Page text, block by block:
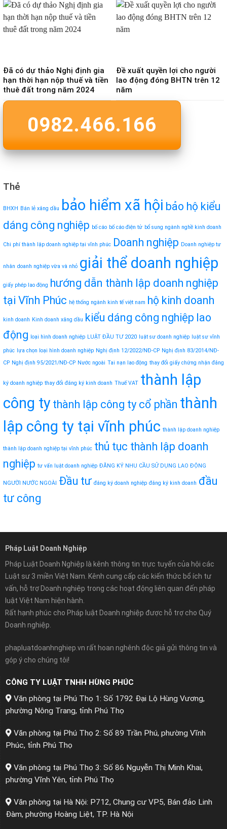
Đã có dự thảo Nghị định gia
hạn thời hạn nộp thuế và tiền
thuê đất trong năm 2024
Đề xuất quyền lợi cho người
lao động đóng BHTN trên 12
năm
0982.466.166
Thẻ
BHXH Bán lẻ xăng dầu bảo hiểm xã hội bảo hộ kiểu
dáng công nghiệp bố cáo bố cáo điện tử bổ sung ngành nghề kinh doanh
Chi phí thành lập doanh nghiệp tại vĩnh phúc Doanh nghiệp Doanh nghiệp tư
nhân doanh nghiệp vừa và nhỏ giải thể doanh nghiệp
giấy phép lao động
hướng dẫn thành lập doanh nghiệp
tại Vĩnh Phúc hệ thống ngành kinh tế việt nam hộ kinh doanh
kinh doanh Kinh doanh xăng dầu kiểu dáng công nghiệp lao
động
loại hình doanh nghiệp LUẬT ĐẦU TƯ 2020 luật sư doanh nghiệp luật sư vĩnh
phúc lựa chọn loại hình doanh nghiệp Nghị định 12/2022/NĐ-CP Nghị định 83/2014/NĐ-
CP Nghị định 95/2021/NĐ-CP Nước ngoài Tai nạn lao động thay đổi giấy chứng nhận đăng
ký doanh nghiệp thay đổi đăng ký kinh doanh Thuế VAT thành lập
công ty thành lập công ty cổ phần thành
lập công ty tại vĩnh phúc thành lập doanh nghiệp
thành lập doanh nghiệp tại vĩnh phúc thủ tục thành lập doanh
nghiệp tư vấn luật doanh nghiệp ĐĂNG KÝ NHU CẦU SỬ DỤNG LAO ĐỘNG
NGƯỜI NƯỚC NGOÀI Đầu tư đăng ký doanh nghiệp đăng ký kinh doanh đầu
tư công
Pháp Luật Doanh Nghiệp
Pháp Luật Doanh Nghiệp là kênh thông tin trực tuyến của hội các
Luật sư 3 miền Việt Nam. Kênh cung cấp các kiến thức bổ ích tư
vấn, hỗ trợ Doanh nghiệp trong các hoạt động liên quan đến pháp
luật Việt Nam hiện hành.
Rất hạnh phúc cho Pháp luật Doanh nghiệp được hỗ trợ cho Quý
Doanh nghiệp.
phapluatdoanhnghiep.vn rất hoan nghênh độc giả gửi thông tin và
góp ý cho chúng tôi!
CÔNG TY LUẬT TNHH HÙNG PHÚC
Văn phòng tại Phú Thọ 1: Số 1792 Đại Lộ Hùng Vương,
phường Nông Trang, tỉnh Phú Thọ
Văn phòng tại Phú Thọ 2: Số 89 Trần Phú, phường Vĩnh
Phúc, tỉnh Phú Thọ
Văn phòng tại Phú Thọ 3: Số 86 Nguyễn Thị Minh Khai,
phường Vĩnh Yên, tỉnh Phú Thọ
Văn phòng tại Hà Nội: P712, Chung cư VP5, Bán đảo Linh
Đàm, phường Hoàng Liệt, TP. Hà Nội